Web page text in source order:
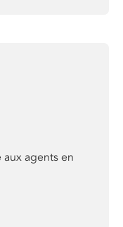
aux agents en